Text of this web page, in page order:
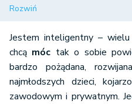
Rozwiń
Jestem inteligentny –
chcą móc tak o sobie
bardzo pożądana,
najmłodszych dzieci,
zawodowym i prywatnym.